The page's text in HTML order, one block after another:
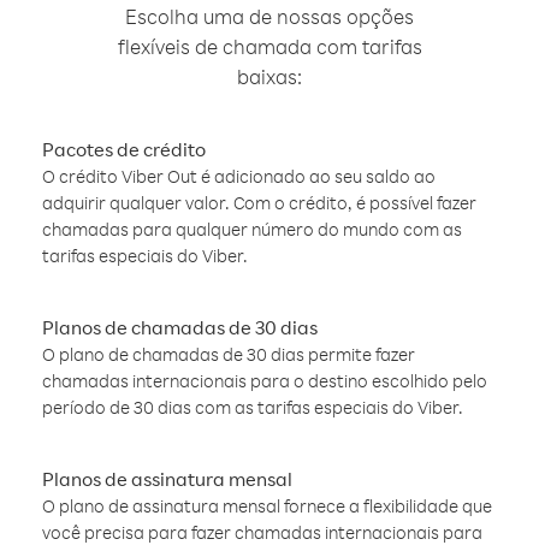
Escolha uma de nossas opções
flexíveis de chamada com tarifas
baixas:
Pacotes de crédito
O crédito Viber Out é adicionado ao seu saldo ao
adquirir qualquer valor. Com o crédito, é possível fazer
chamadas para qualquer número do mundo com as
tarifas especiais do Viber.
Planos de chamadas de 30 dias
O plano de chamadas de 30 dias permite fazer
chamadas internacionais para o destino escolhido pelo
período de 30 dias com as tarifas especiais do Viber.
Planos de assinatura mensal
O plano de assinatura mensal fornece a flexibilidade que
você precisa para fazer chamadas internacionais para